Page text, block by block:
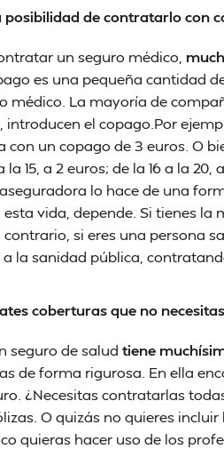
posibilidad de contratarlo con
un seguro médico,
es una pequeña cantidad
médico. La mayoría de
introducen el copago.Por
con un copago de 3 euros. O
la 15, a 2 euros; de la 16 a la
lo hace de una
vida, depende. Si tienes la
contrario, si eres una persona
la sanidad pública,
coberturas que no
seguro de salud tiene
de forma rigurosa. En ella
¿Necesitas contratarlas
O quizás no quieres
quieras hacer uso de los